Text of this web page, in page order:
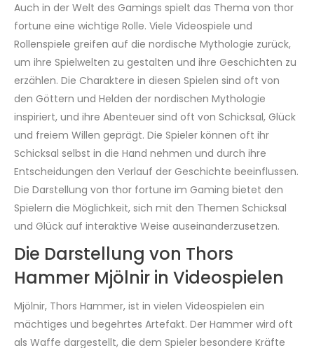
Auch in der Welt des Gamings spielt das Thema von thor
fortune eine wichtige Rolle. Viele Videospiele und
Rollenspiele greifen auf die nordische Mythologie zurück,
um ihre Spielwelten zu gestalten und ihre Geschichten zu
erzählen. Die Charaktere in diesen Spielen sind oft von
den Göttern und Helden der nordischen Mythologie
inspiriert, und ihre Abenteuer sind oft von Schicksal, Glück
und freiem Willen geprägt. Die Spieler können oft ihr
Schicksal selbst in die Hand nehmen und durch ihre
Entscheidungen den Verlauf der Geschichte beeinflussen.
Die Darstellung von thor fortune im Gaming bietet den
Spielern die Möglichkeit, sich mit den Themen Schicksal
und Glück auf interaktive Weise auseinanderzusetzen.
Die Darstellung von Thors
Hammer Mjölnir in Videospielen
Mjölnir, Thors Hammer, ist in vielen Videospielen ein
mächtiges und begehrtes Artefakt. Der Hammer wird oft
als Waffe dargestellt, die dem Spieler besondere Kräfte